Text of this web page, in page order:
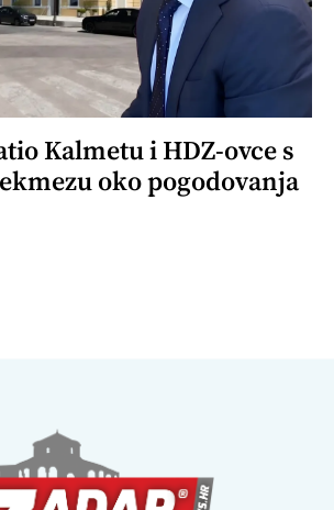
Kalmetu i HDZ-ovce s
oko pogodovanja